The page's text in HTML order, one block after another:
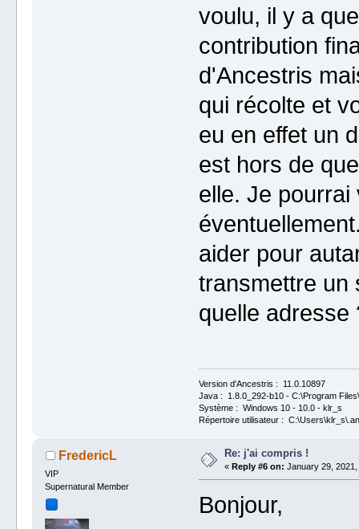
voulu, il y a
contribution
d'Ancestris
qui récolte et
eu en effet un
est hors de
elle. Je pourrai
aider pour
transmettre un
quelle adresse
Version d'Ancestris : 11.0.10897
Java : 1.8.0_292-b10 - C:\Program
Système : Windows 10 - 10.0 - klr_s
Répertoire utilisateur :
FredericL
VIP
Supernatural Member
Re: j'ai compris !
«Reply #6 on: January 29,
Bonjour,